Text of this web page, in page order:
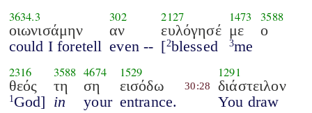
3634.3
οιωνισάμην
could I foretell
302
αν
even --
2127
ευλόγησέ
[2blessed
1473
με
3me
3588
ο
2316
θεός
1 God]
3588
τη
in
4674
ση
your
1529
εισόδω
entrance.
30:28
1291
διάστειλον
You draw